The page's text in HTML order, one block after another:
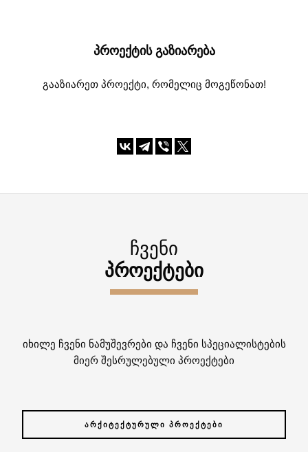
ᲞᲠᲝᲔᲥᲢᲘᲡ ᲒᲐᲖᲘᲐᲠᲔᲑᲐ
გააზიარეთ პროექტი, რომელიც მოგეწონათ!
ᲩᲕᲔᲜᲘ
ᲞᲠᲝᲔᲥᲢᲔᲑᲘ
იხილე ჩვენი ნამუშევრები და ჩვენი სპეციალისტების
მიერ შესრულებული პროექტები
ᲐᲠᲥᲘᲢᲔᲥᲢᲣᲠᲣᲚᲘ ᲞᲠᲝᲔᲥᲢᲔᲑᲘ